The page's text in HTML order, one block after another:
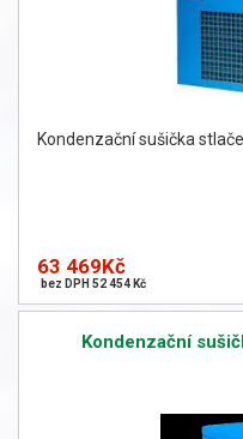
Kondenzační sušička
63 469Kč
bez DPH 52 454 Kč
Kondenzační